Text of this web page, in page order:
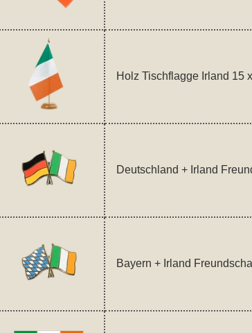
Holz Tischflagge Irland 15
Deutschland + Irland
Bayern + Irland